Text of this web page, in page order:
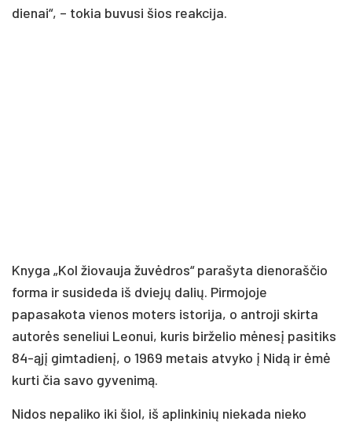
dienai“, – tokia buvusi šios reakcija.
Knyga „Kol žiovauja žuvėdros“ parašyta dienoraščio
forma ir susideda iš dviejų dalių. Pirmojoje
papasakota vienos moters istorija, o antroji skirta
autorės seneliui Leonui, kuris birželio mėnesį pasitiks
84-ąjį gimtadienį, o 1969 metais atvyko į Nidą ir ėmė
kurti čia savo gyvenimą.
Nidos nepaliko iki šiol, iš aplinkinių niekada nieko